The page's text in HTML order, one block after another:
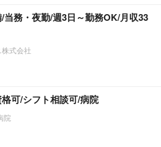
務・夜勤/週3日～勤務OK/月収33
式会社
可/シフト相談可/病院
院